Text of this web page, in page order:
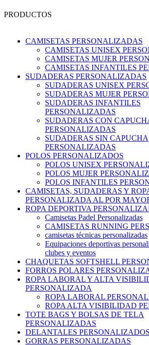
PRODUCTOS
CAMISETAS PERSONALIZADAS
CAMISETAS UNISEX
CAMISETAS MUJER
CAMISETAS INFANTILES
SUDADERAS PERSONALIZADAS
SUDADERAS UNISEX
SUDADERAS MUJER
SUDADERAS INFANTILES
PERSONALIZADAS
SUDADERAS CON
PERSONALIZADAS
SUDADERAS SIN CAPUCHA
PERSONALIZADAS
POLOS PERSONALIZADOS
POLOS UNISEX
POLOS MUJER
POLOS INFANTILES
CAMISETAS, SUDADERAS Y
PERSONALIZADA AL POR
ROPA DEPORTIVA
Camisetas Padel Personalizadas
CAMISETAS RUNNING
camisetas técnicas personalizadas
Equipaciones deportivas
clubes y eventos
CHAQUETAS SOFTSHELL
FORROS POLARES
ROPA LABORAL Y ALTA
PERSONALIZADA
ROPA LABORAL
ROPA ALTA VISIBILIDAD
TOTE BAGS Y BOLSAS DE TELA
PERSONALIZADAS
DELANTALES PERSONALIZADOS
GORRAS PERSONALIZADAS